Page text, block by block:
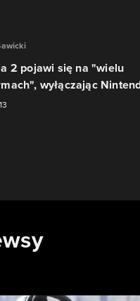
2 pojawi się na "wielu
wyłączając